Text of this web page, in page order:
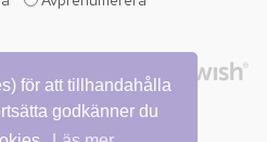
för att tillhandahålla
godkänner du